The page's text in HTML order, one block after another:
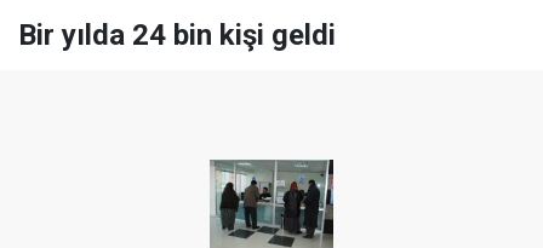
Bir yılda 24 bin kişi geldi